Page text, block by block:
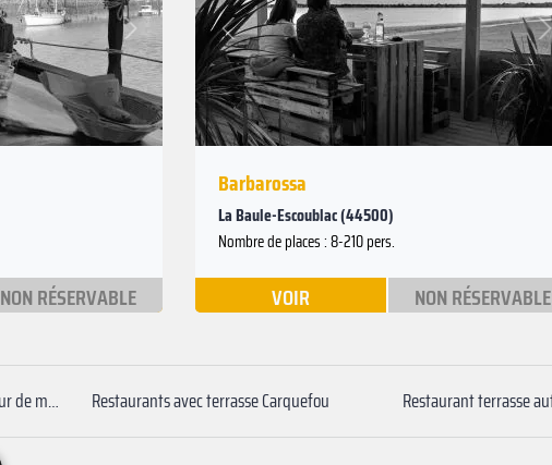
Suivant
NON RÉSERVABLE
Précédent
Suivant
Barbarossa
La Baule-Escoublac (44500)
Nombre de places : 8-210 pers.
VOIR NON RÉSERVABLE
Réserver restaurant terrasse autour de moi Nantes Restaurants avec terrasse Carquefou